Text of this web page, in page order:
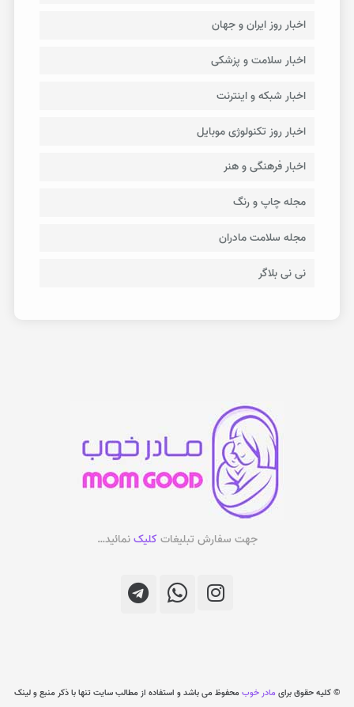
اخبار روز ایران و جهان
اخبار سلامت و پزشکی
اخبار شبکه و اینترنت
اخبار روز تکنولوژی موبایل
اخبار فرهنگی و هنر
مجله چاپ و رنگ
مجله سلامت مادران
نی نی بلاگر
جهت سفارش تبلیغات کلیکنمائید…
© کلیه حقوق برایمادر خوبمحفوظ می باشد و استفاده از مطالب سایت تنها با ذکر منبع و لینک